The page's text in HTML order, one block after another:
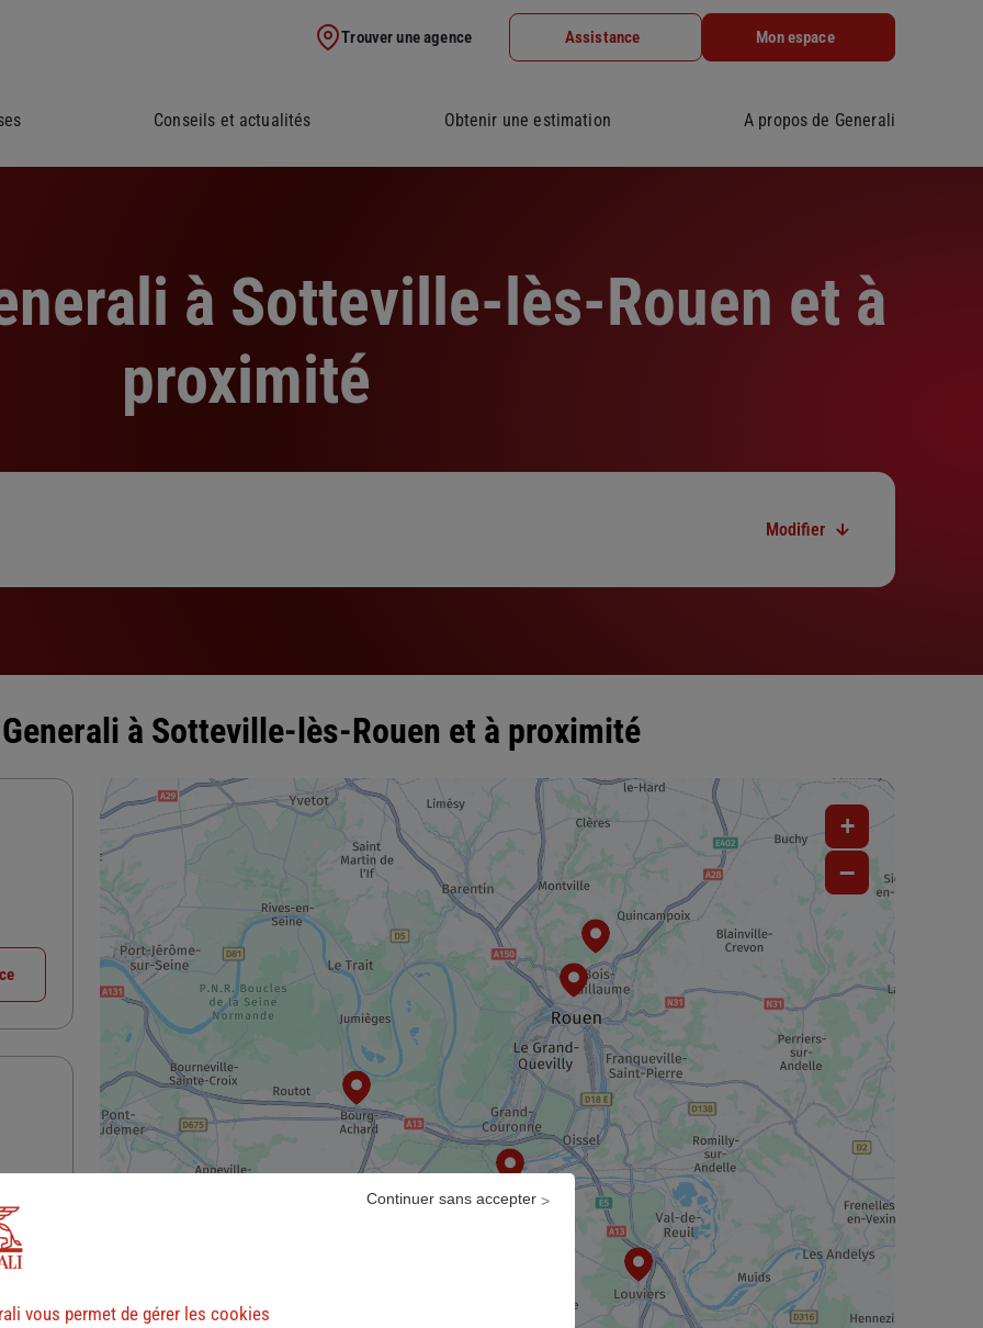
Trouver une agence Assistance Mon espace
Conseils et actualités Obtenir une estimation A propos de Generali
à Sotteville-lès-Rouen et à
proximité
Modifier
à Sotteville-lès-Rouen et à proximité
+
−
vous permet de gérer les cookies
Continuer sans accepter